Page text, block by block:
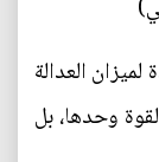
العدالة
وحدها، بل